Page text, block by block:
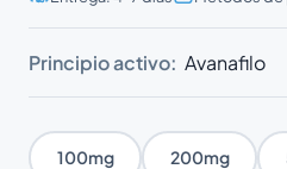
Principio activo: Avanafilo
100mg 200mg